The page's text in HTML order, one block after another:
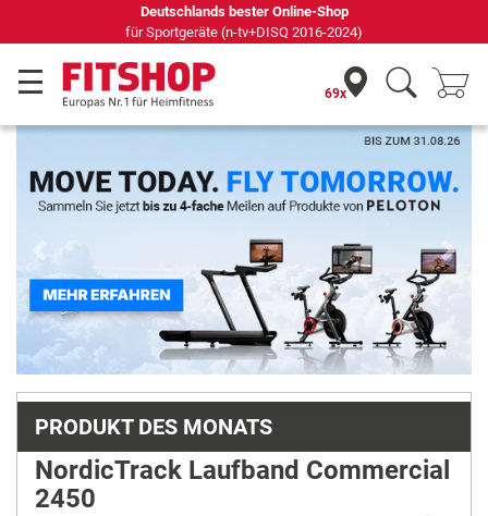
Deutschlands bester Online-Shop
für Sportgeräte (n-tv+DISQ 2016-2024)
69x
Previous Next
PRODUKT DES MONATS
NordicTrack Laufband Commercial
2450